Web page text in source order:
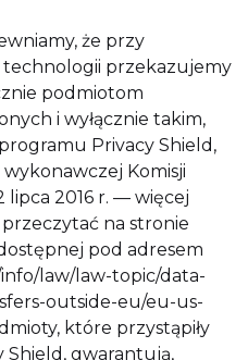
że przy
technologii przekazujemy
podmiotom
i wyłącznie takim,
Privacy Shield,
Komisji
lipca 2016 r. — więcej
na stronie
pod adresem
law/law-topic/data-
outside-eu/eu-us-
które przystąpiły
gwarantują,